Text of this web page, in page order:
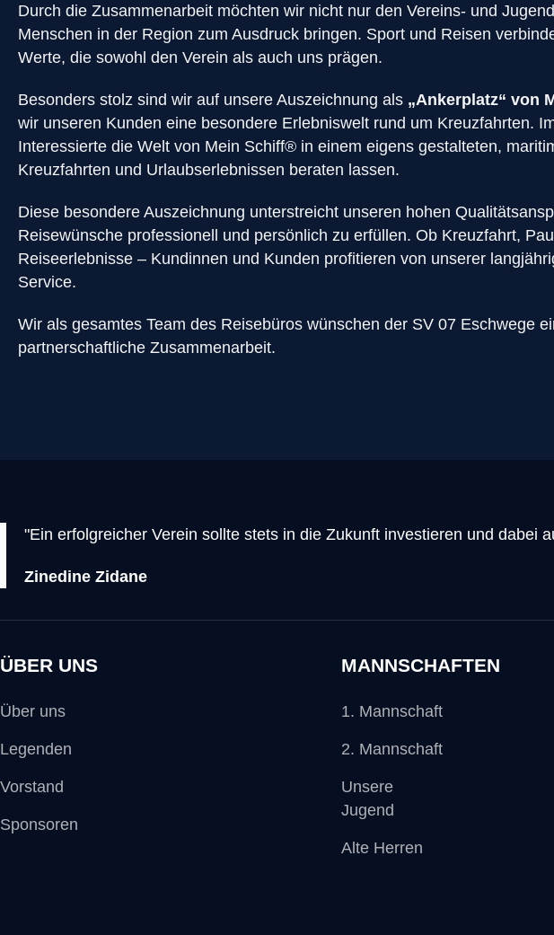
Durch die Zusammenarbeit möchten wir nicht nur den Vereins- und
Menschen in der Region zum Ausdruck bringen. Sport und Reisen
Werte, die sowohl den Verein als auch uns prägen.
Besonders stolz sind wir auf unsere Auszeichnung als „Ankerplatz“ von
wir unseren Kunden eine besondere Erlebniswelt rund um Kreuzfahrten.
Interessierte die Welt von Mein Schiff® in einem eigens gestalteten,
Kreuzfahrten und Urlaubserlebnissen beraten lassen.
Diese besondere Auszeichnung unterstreicht unseren hohen
Reisewünsche professionell und persönlich zu erfüllen. Ob Kreuzfahrt,
Reiseerlebnisse – Kundinnen und Kunden profitieren von unserer
Service.
Wir als gesamtes Team des Reisebüros wünschen der SV 07 Eschwege
partnerschaftliche Zusammenarbeit.
"Ein erfolgreicher Verein sollte stets in die Zukunft investieren und dabei
Zinedine Zidane
ÜBER UNS
Über uns
Legenden
Vorstand
Sponsoren
MANNSCHAFTEN
1. Mannschaft
2. Mannschaft
Unsere
Jugend
Alte Herren